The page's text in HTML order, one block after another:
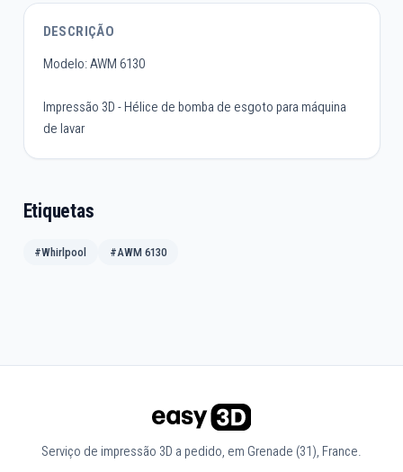
DESCRIÇÃO
Modelo: AWM 6130
Impressão 3D - Hélice de bomba de esgoto para máquina
de lavar
Etiquetas
#Whirlpool #AWM 6130
Serviço de impressão 3D a pedido, em Grenade (31), France.